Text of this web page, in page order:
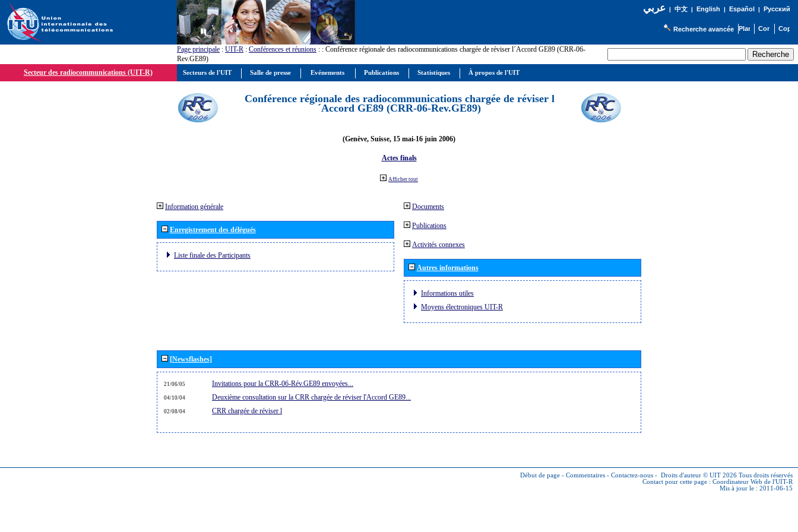
عربي| 中文| English | Español | Русский
Recherche avancée
Page principale : UIT-R : Conférences et réunions : : Conférence régionale des radiocommunications chargée de réviser l´Accord GE89 (CRR-06-
Rev.GE89)
Secteur des radiocommunications (UIT-R)
Conférence régionale des radiocommunications chargée de réviser l
´Accord GE89 (CRR-06-Rev.GE89)
(Genève, Suisse, 15 mai-16 juin 2006)
Actes finals
Afficher tout
Information générale
Enregistrement des délégués
Liste finale des Participants
Documents
Publications
Activités connexes
Autres informations
Informations utiles
Moyens électroniques UIT-R
[Newsflashes]
21/06/05 Invitations pour la CRR-06-Rév.GE89 envoyées...
04/10/04 Deuxième consultation sur la CRR chargée de réviser l'Accord GE89...
02/08/04 CRR chargée de réviser l
Début de page - Commentaires - Contactez-nous - Droits d'auteur © UIT 2026 Tous droits réservés
Contact pour cette page : Coordinateur Web de l'UIT-R
Mis à jour le : 2011-06-15
Secteurs de l'UIT Salle de presse Evénements Publications Statistiques À propos de l'UIT